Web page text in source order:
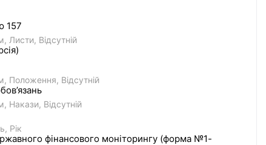
157
Листи Відсутній
Положення Відсутній
Накази Відсутній
Рік
фінансового моніторингу (форма №1-